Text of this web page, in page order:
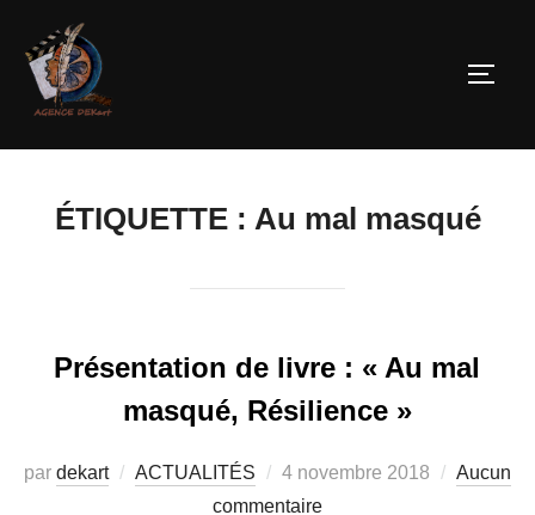
ÉTIQUETTE : Au mal masqué
Présentation de livre : « Au mal
masqué, Résilience »
par dekart ACTUALITÉS 4 novembre 2018
Aucun
commentaire